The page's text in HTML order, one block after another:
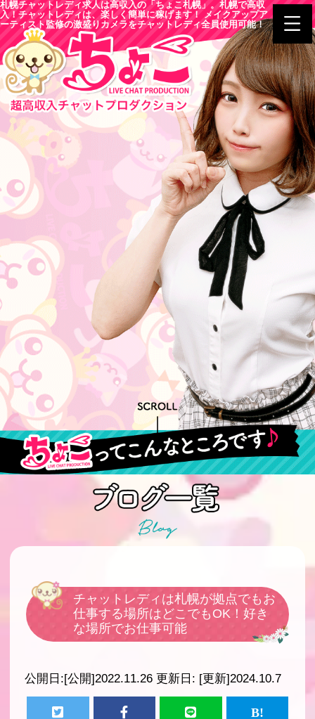
札幌チャットレディ求人は高収入の「ちょこ札幌」。札幌で高収
入！チャットレディは、楽しく簡単に稼げます！ メイクアップア
ーティスト監修の激盛りカメラをチャットレディ全員使用可能！
チャットレディは札幌が拠点でもお
仕事する場所はどこでもOK！好き
な場所でお仕事可能
公開日:[公開]2022.11.26 更新日: [更新]2024.10.7